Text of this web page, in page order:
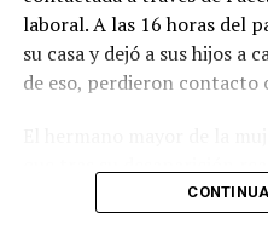
laboral. A las 16 horas del
su casa y dejó a sus hijos a
de eso, perdieron contacto
comisarías pero, al no